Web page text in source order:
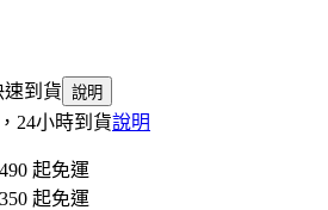
速到貨 說明
24小時到貨說明
起免運
起免運